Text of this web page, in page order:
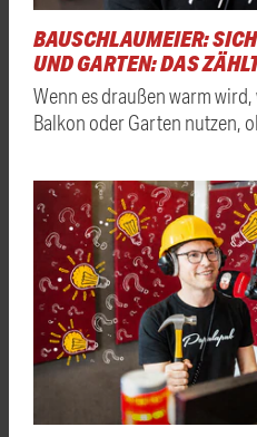
BAUSCHLAUMEIER:
UND GARTEN: DAS
Wenn es draußen warm
Balkon oder Garten nutzen,